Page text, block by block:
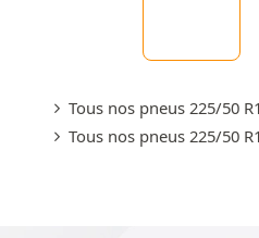
Tous nos pneus 225/50
Tous nos pneus 225/50